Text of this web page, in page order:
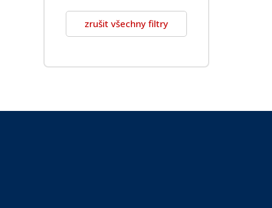
zrušit všechny filtry